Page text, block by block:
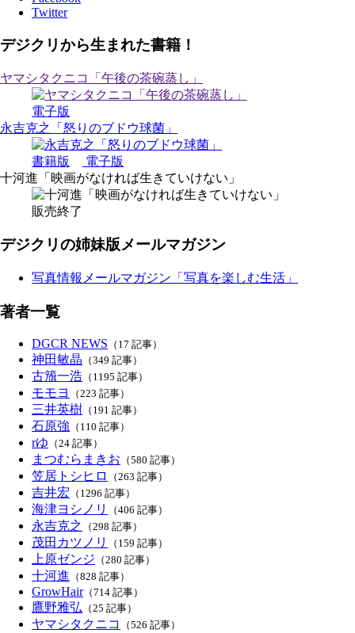
Twitter
デジクリから生まれた書籍！
ヤマシタクニコ「午後の茶碗蒸し」
電子版
永吉克之「怒りのブドウ球菌」
書籍版
電子版
十河進「映画がなければ生きていけない」
販売終了
デジクリの姉妹版メールマガジン
写真情報メールマガジン「写真を楽しむ生活」
著者一覧
DGCR NEWS （17 記事）
神田敏晶 （349 記事）
古籏一浩 （1195 記事）
モモヨ （223 記事）
三井英樹 （191 記事）
石原強 （110 記事）
rゆ （24 記事）
まつむらまきお （580 記事）
笠居トシヒロ （263 記事）
吉井宏 （1296 記事）
海津ヨシノリ （406 記事）
永吉克之 （298 記事）
茂田カツノリ （159 記事）
上原ゼンジ （280 記事）
十河進 （828 記事）
GrowHair（714 記事）
鷹野雅弘 （25 記事）
ヤマシタクニコ （526 記事）